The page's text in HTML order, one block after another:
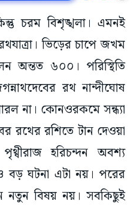
চরম বিশৃঙ্খলা। এমনই
ভিড়ের চাপে জখম
অন্তত ৬০০। পরিস্থিতি
রথ নান্দীঘোষ
না। কোনওরকমে সন্ধ্যা
রথের রশিতে টান দেওয়া
হরিচন্দন অবশ্য
বড় ঘটনা এটা নয়। পরের
নতুন বিষয় নয়। সবকিছুই